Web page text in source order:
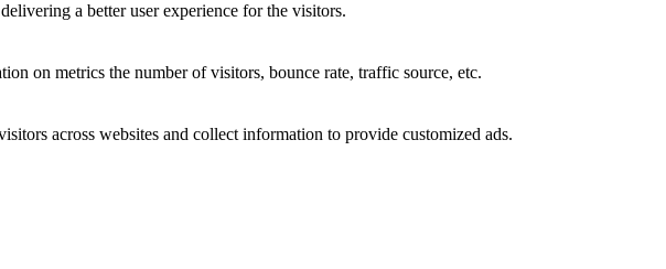
a better user experience for the visitors.
on metrics the number of visitors, bounce rate, traffic source, etc.
across websites and collect information to provide customized ads.